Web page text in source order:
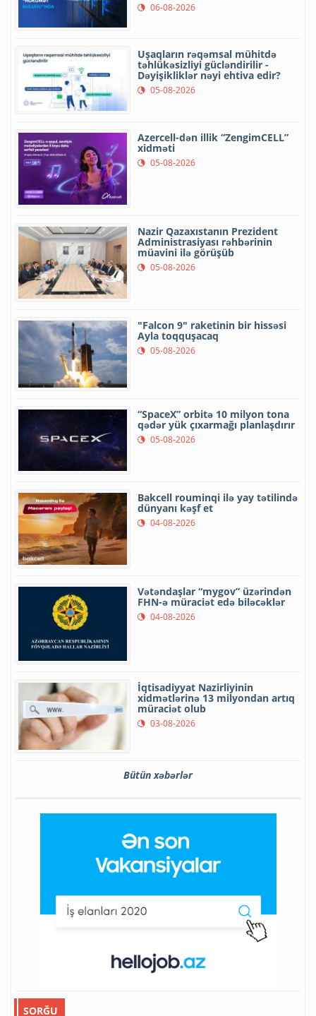
06-08-2026
Uşaqların rəqəmsal mühitdə
təhlükəsizliyi gücləndirilir -
Dəyişikliklər nəyi ehtiva edir?
05-08-2026
Azercell-dən illik “ZengimCELL”
xidməti
05-08-2026
Nazir Qazaxıstanın Prezident
Administrasiyası rəhbərinin
müavini ilə görüşüb
05-08-2026
"Falcon 9" raketinin bir hissəsi
Ayla toqquşacaq
05-08-2026
“SpaceX” orbitə 10 milyon tona
qədər yük çıxarmağı planlaşdırır
05-08-2026
Bakcell rouminqi ilə yay tətilində
dünyanı kəşf et
04-08-2026
Vətəndaşlar “mygov” üzərindən
FHN-ə müraciət edə biləcəklər
04-08-2026
İqtisadiyyat Nazirliyinin
xidmətlərinə 13 milyondan artıq
müraciət olub
03-08-2026
Bütün xəbərlər
SORĞU